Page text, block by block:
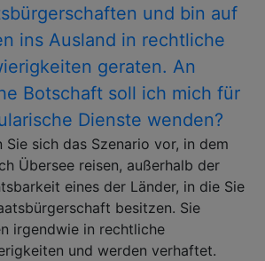
und bin auf
ins Ausland in rechtliche
geraten. An
Botschaft soll ich mich für
Dienste wenden?
Sie sich das Szenario vor, in dem
Übersee reisen, außerhalb der
eines der Länder, in die Sie
besitzen. Sie
irgendwie in rechtliche
und werden verhaftet.